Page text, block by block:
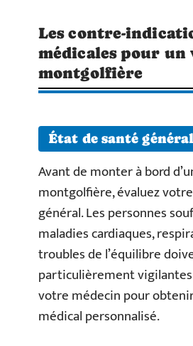
Les contre-
médicales pour un
montgolfière
État de santé général
Avant de monter à bord
montgolfière, évaluez
général. Les personnes
maladies cardiaques,
troubles de l’équilibre
particulièrement
votre médecin pour
médical personnalisé.